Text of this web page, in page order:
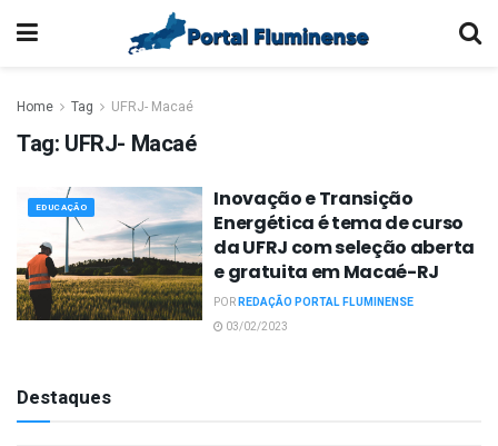
Home Tag UFRJ- Macaé
Tag: UFRJ- Macaé
EDUCAÇÃO
Inovação e Transição
Energética é tema de curso
da UFRJ com seleção aberta
e gratuita em Macaé-RJ
PORREDAÇÃO PORTAL FLUMINENSE
03/02/2023
Destaques